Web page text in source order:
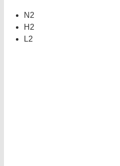
N2
H2
L2